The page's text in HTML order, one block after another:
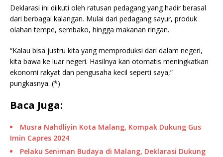
Deklarasi ini diikuti oleh ratusan pedagang yang hadir berasal
dari berbagai kalangan. Mulai dari pedagang sayur, produk
olahan tempe, sembako, hingga makanan ringan.
“Kalau bisa justru kita yang memproduksi dari dalam negeri,
kita bawa ke luar negeri. Hasilnya kan otomatis meningkatkan
ekonomi rakyat dan pengusaha kecil seperti saya,”
pungkasnya. (*)
Baca Juga:
Musra Nahdliyin Kota Malang, Kompak Dukung Gus
Imin Capres 2024
Pelaku Seniman Budaya di Malang, Deklarasi Dukung